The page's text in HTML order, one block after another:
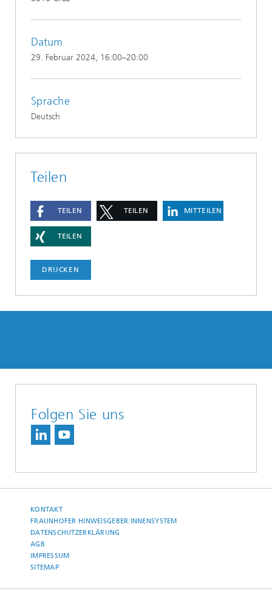
Datum
29. Februar 2024, 16:00–20:00
Sprache
Deutsch
Teilen
TEILEN TEILEN MITTEILEN
TEILEN
DRUCKEN
Folgen Sie uns
KONTAKT
FRAUNHOFER HINWEISGEBER:INNENSYSTEM
DATENSCHUTZERKLÄRUNG
AGB
IMPRESSUM
SITEMAP